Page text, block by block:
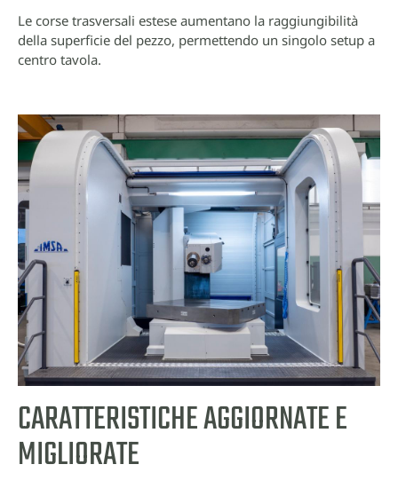
Le corse trasversali estese aumentano la raggiungibilità
della superficie del pezzo, permettendo un singolo setup a
centro tavola.
CARATTERISTICHE AGGIORNATE E
MIGLIORATE